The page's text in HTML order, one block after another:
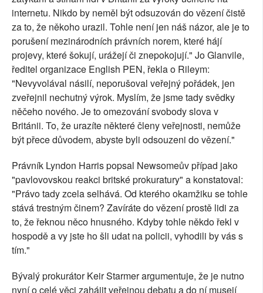
internetu. Nikdo by neměl být odsuzován do vězení čistě
za to, že někoho urazil. Tohle není jen náš názor, ale je to
porušení mezinárodních právních norem, které hájí
projevy, které šokují, urážejí či znepokojují." Jo Glanvile,
ředitel organizace English PEN, řekla o Rileym:
"Nevyvolával násilí, neporušoval veřejný pořádek, jen
zveřejnil nechutný výrok. Myslím, že jsme tady svědky
něčeho nového. Je to omezování svobody slova v
Británii. To, že urazíte některé členy veřejnosti, nemůže
být přece důvodem, abyste byli odsouzeni do vězení."
Právník Lyndon Harris popsal Newsomeův případ jako
"pavlovovskou reakci britské prokuratury" a konstatoval:
"Právo tady zcela selhává. Od kterého okamžiku se tohle
stává trestným činem? Zavíráte do vězení prostě lidi za
to, že řeknou něco hnusného. Kdyby tohle někdo řekl v
hospodě a vy jste ho šli udat na policii, vyhodili by vás s
tím."
Bývalý prokurátor Keir Starmer argumentuje, že je nutno
nyní o celé věci zahájit veřejnou debatu a do ní musejí